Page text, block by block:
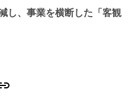
し、事業を横断した「客観